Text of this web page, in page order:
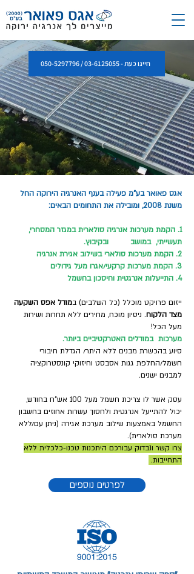
חייגו כעת - 03-6125055 / 050-5297796
אגס פאואר בע"מ פעילה בענף האנרגיה הירוקה החל
משנת 2008, ומובילה את התחומים הבאים:
1. הקמת מערכות אנרגיה סולארית במגזר המסחרי,
תעשייתי, במושב ובקיבוץ.
2. הקמת מערכות סולארי בשילוב אגירת אנרגיה
3. הקמת מערכות קרקעי/אגרו מעל גידולים
4. התייעלות אנרגטית וחיסכון בחשמל
ייזום פרויקט מוכלל (כל השלבים) במודל אפס השקעה
מצד הלקוח. ניסיון מוכח, מחירים ללא תחרות ושירות
מעל הכל!
מערכות במודלים האטרקטיביים ביותר.
סיוע בהכשרת מבנים ללא היתר/ הגדלת חיבורי
חשמל/החלפת גגות אסבסט וחיזוקי קונסטרוקציה
למבנים ישנים.
עסק אשר לו צריכת חשמל מעל 100 אש"ח בחודש,
יכול להתייעל אנרגטית ולחסוך עשרות אחוזים בחשבון
החשמל באמצעות שילוב מערכת אגירה (ניתן עם/ללא
מערכת סולארית).
צרו קשר ונבדוק עבורכם היתכנות טכנו-כלכלית ללא
התחייבות.
לפרטים נוספים